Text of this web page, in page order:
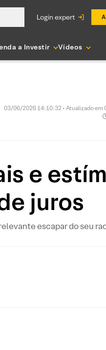
login expert
a Investir Vídeos
03/06/2026 14:10:32 • Atualizado
e
juros
escapar do seu